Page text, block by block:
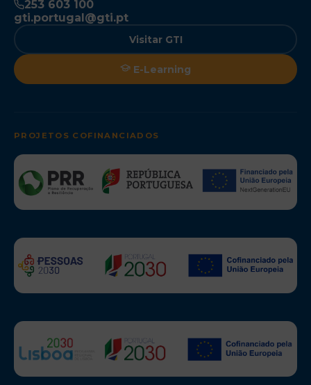
253 603 100
gti.portugal@gti.pt
Visitar GTI
E-Learning
PROJETOS COFINANCIADOS